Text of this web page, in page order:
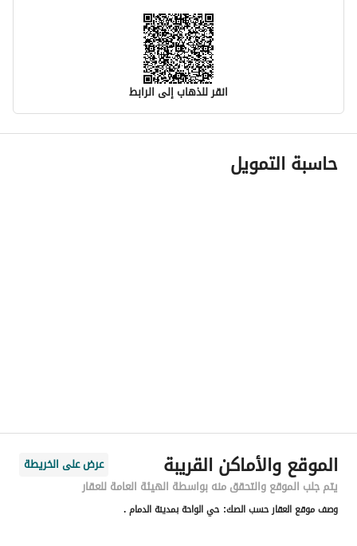
انقر للذهاب إلى الرابط
معلومات مسؤول الإعلان
اسم المسؤول
رقم المبنى
8024
الرقم الاضافي
3056
حاسبة التمويل
الموقع والأماكن القريبة
عرض على الخريطة
يتم جلب الموقع والتحقق منه بواسطة الهيئة العامة للعقار
وصف موقع العقار حسب الصك: حي الواحة بمدينة الدمام .